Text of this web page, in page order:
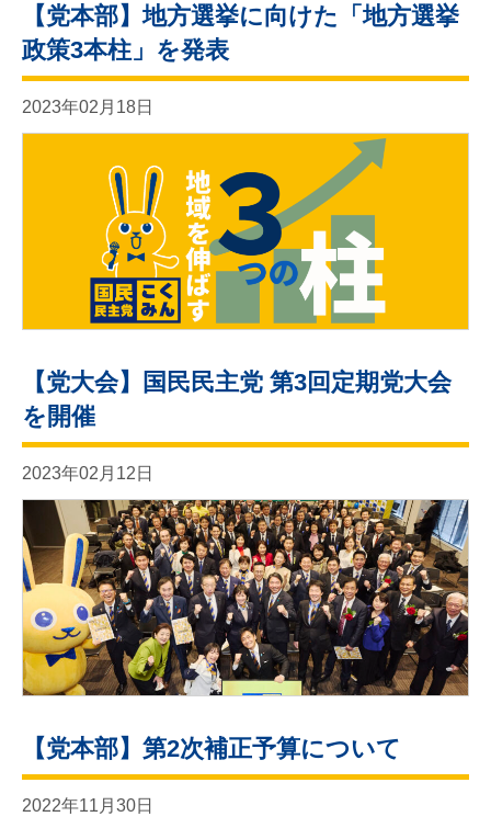
【党本部】地方選挙に向けた「地方選挙
政策3本柱」を発表
2023年02月18日
【党大会】国民民主党 第3回定期党大会
を開催
2023年02月12日
【党本部】第2次補正予算について
2022年11月30日